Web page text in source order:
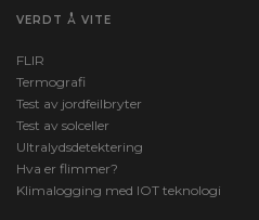
VERDT Å VITE
FLIR
Termografi
Test av jordfeilbryter
Test av solceller
Ultralydsdetektering
Hva er flimmer?
Klimalogging med IOT teknologi